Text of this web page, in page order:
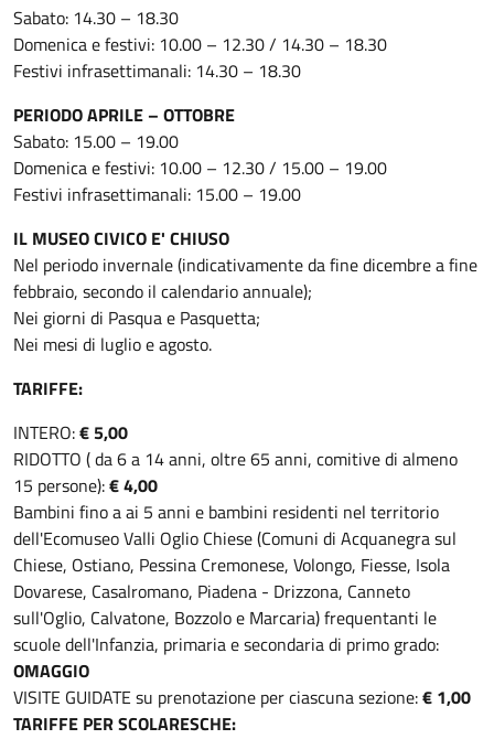
Sabato: 14.30 – 18.30
Domenica e festivi: 10.00 – 12.30 / 14.30 – 18.30
Festivi infrasettimanali: 14.30 – 18.30
PERIODO APRILE – OTTOBRE
Sabato: 15.00 – 19.00
Domenica e festivi: 10.00 – 12.30 / 15.00 – 19.00
Festivi infrasettimanali: 15.00 – 19.00
IL MUSEO CIVICO E' CHIUSO
Nel periodo invernale (indicativamente da fine dicembre a fine
febbraio, secondo il calendario annuale);
Nei giorni di Pasqua e Pasquetta;
Nei mesi di luglio e agosto.
TARIFFE:
INTERO:€ 5,00
RIDOTTO ( da 6 a 14 anni, oltre 65 anni, comitive di almeno
15 persone):€ 4,00
Bambini fino a ai 5 anni e bambini residenti nel territorio
dell'Ecomuseo Valli Oglio Chiese (Comuni di Acquanegra sul
Chiese, Ostiano, Pessina Cremonese, Volongo, Fiesse, Isola
Dovarese, Casalromano, Piadena - Drizzona, Canneto
sull'Oglio, Calvatone, Bozzolo e Marcaria) frequentanti le
scuole dell'Infanzia, primaria e secondaria di primo grado:
OMAGGIO
VISITE GUIDATE su prenotazione per ciascuna sezione:€ 1,00
TARIFFE PER SCOLARESCHE: